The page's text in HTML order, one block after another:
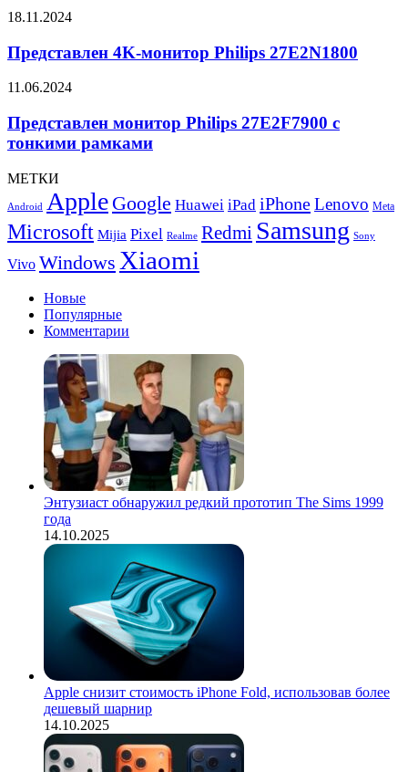
Представлен
монитор
Philips
27E2N1800
18.11.2024
Представлен 4K-монитор Philips 27E2N1800
Представлен
Philips
27E2F7900
с
рамками
11.06.2024
Представлен монитор Philips 27E2F7900 с
тонкими рамками
МЕТКИ
Android Apple Google Huawei iPad iPhoneLenovo Meta
Microsoft Mijia Pixel Realme Redmi Samsung Sony
Vivo Windows Xiaomi
Новые
Популярные
Комментарии
Энтузиаст обнаружил редкий прототип The Sims 1999
года
14.10.2025
Apple снизит стоимость iPhone Fold, использовав более
дешевый шарнир
14.10.2025